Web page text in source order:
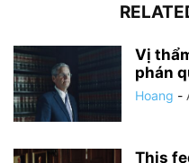
Vị
phán
Hoang -
This